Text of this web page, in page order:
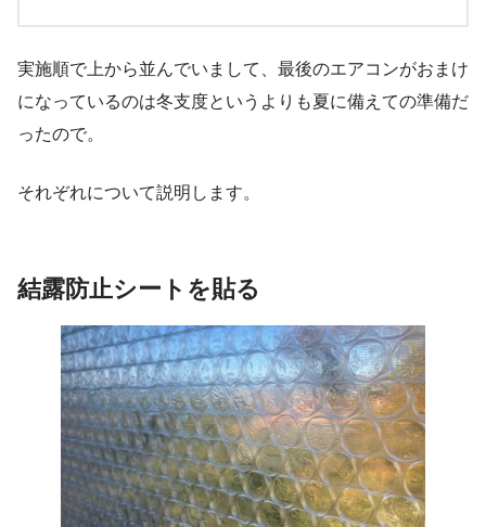
実施順で上から並んでいまして、最後のエアコンがおまけ
になっているのは冬支度というよりも夏に備えての準備だ
ったので。
それぞれについて説明します。
結露防止シートを貼る